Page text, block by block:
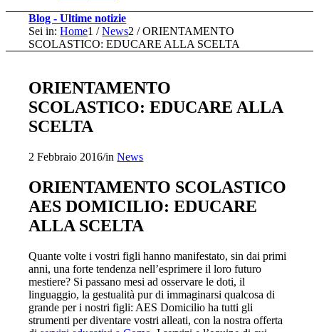
Blog - Ultime notizie
Sei in: Home1 / News2 / ORIENTAMENTO
SCOLASTICO: EDUCARE ALLA SCELTA
ORIENTAMENTO
SCOLASTICO: EDUCARE ALLA
SCELTA
2 Febbraio 2016/inNews
ORIENTAMENTO SCOLASTICO
AES DOMICILIO: EDUCARE
ALLA SCELTA
Quante volte i vostri figli hanno manifestato, sin dai primi
anni, una forte tendenza nell’esprimere il loro futuro
mestiere? Si passano mesi ad osservare le doti, il
linguaggio, la gestualità pur di immaginarsi qualcosa di
grande per i nostri figli: AES Domicilio ha tutti gli
strumenti per diventare vostri alleati, con la nostra offerta